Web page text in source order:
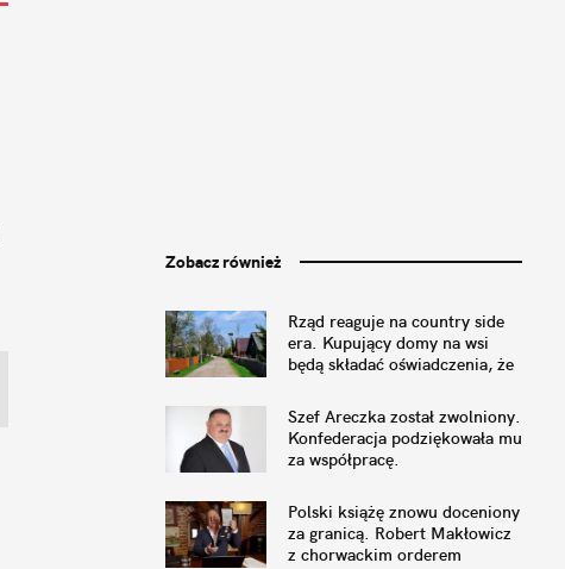
Zobacz również
Rząd reaguje na country side
era. Kupujący domy na wsi
będą składać oświadczenia, że
koguta
Szef Areczka został zwolniony.
Konfederacja podziękowała mu
za współpracę.
Polski książę znowu doceniony
za granicą. Robert Makłowicz
z chorwackim orderem